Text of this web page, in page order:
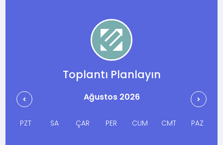
Toplantı Planlayın
Ağustos 2026
PZT SA ÇAR PER CUM CMT PAZ